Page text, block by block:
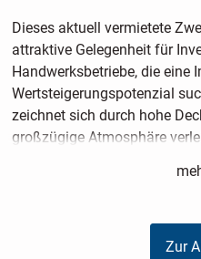
Dieses aktuell vermietete
attraktive Gelegenheit für
Handwerksbetriebe, die
Wertsteigerungspotenzial
zeichnet sich durch hohe
großzügige Atmosphäre
getrennte Wohneinheiten
fortlaufende Kapitalanlage
Die Erdgeschosswohnung
Zur